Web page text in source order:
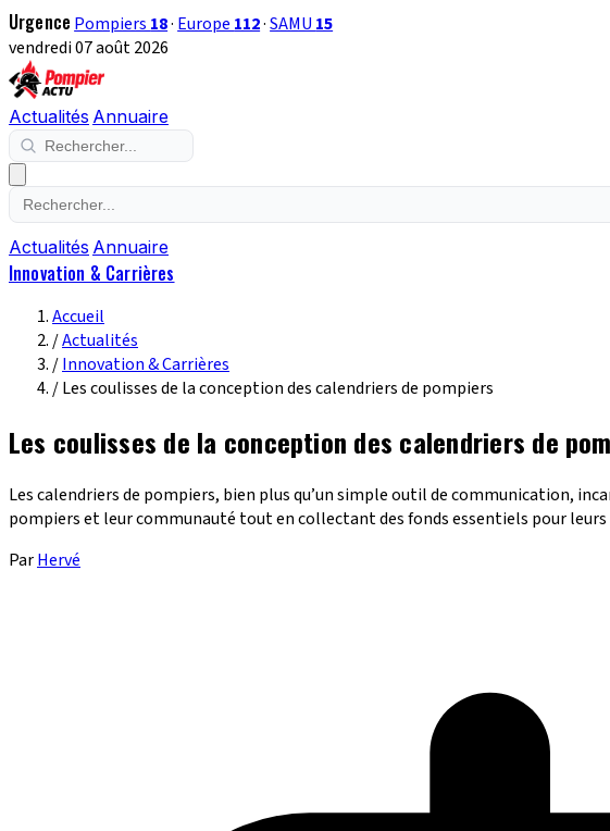
Urgence Pompiers 18· Europe 112·SAMU 15
vendredi 07 août 2026
Actualités Annuaire
Actualités Annuaire
Innovation & Carrières
Accueil
/Actualités
/Innovation & Carrières
/Les coulisses de la conception des calendriers de pompiers
Les coulisses de la conception des calendriers de
Les calendriers de pompiers, bien plus qu’un simple outil de communication,
pompiers et leur communauté tout en collectant des fonds essentiels pour leurs
ParHervé